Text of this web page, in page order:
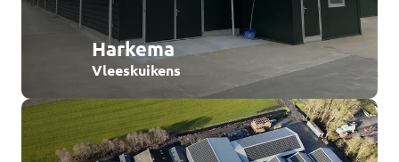
Harkema
Vleeskuikens